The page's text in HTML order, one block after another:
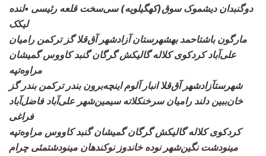
دوگنبدان دیشموک سوق(کهگیلویه) سی‌سخت قلعه رئیسی •لنده
لیکک
مارگون باشتاحمد بهشهرستانآزادشهر آق‌قلا گز ترکمن رامیان
علی‌آباد کردکوی کلاله گالیکش گرگان گنبد کاووس گمیشان
مراوه‌تپه
شهرستآزادشهر آق‌قلا انبارآلوم اینچه‌برون بندر ترکمن بندر گز
خان‌ببین دلند رامیان سرخنکلاته سیمین‌شهر علی‌آباد فاضل‌آباد
فراغی
کردکوی کلاله گالیکشگرگان گمیشان گنبد کاووس مراوه‌تپه
مینودشت نگین‌شهر نوده خاندوز نوکندهان مینودشتمئی چرام